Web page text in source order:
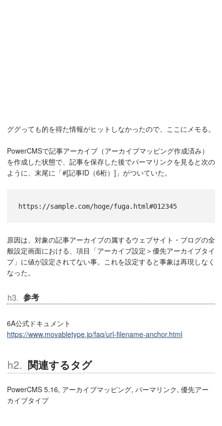
ググっても的を得た情報がヒットしなかったので、ここにメモる。
PowerCMSで記事アーカイブ（アーカイブマッピング作成済み）
を作成した状態で、記事を保存した後でパーマリンクを見ると次の
ように、末尾に「#[記事ID（6桁）]」がついていた。
https://sample.com/hoge/fuga.html#012345
原因は、対象の記事アーカイブの属するウェブサイト・ブログの全
般設定画面における、項目「アーカイブ設定＞優先アーカイブタイ
プ」に値が設定されてない事。これを設定すると事象は再現しなく
なった。
参考
6A公式ドキュメント
https://www.movabletype.jp/faq/url-filename-anchor.html
関連するタグ
PowerCMS 5.16, アーカイブマッピング, パーマリンク, 優先アー
カイブタイプ